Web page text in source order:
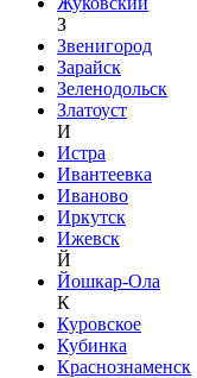
З
Звенигород
Зарайск
Зеленодольск
Златоуст
И
Истра
Ивантеевка
Иваново
Иркутск
Ижевск
Й
Йошкар-Ола
К
Куровское
Кубинка
Краснознаменск